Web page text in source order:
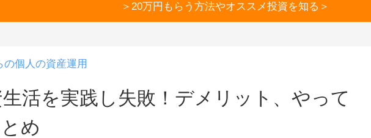
＞20万円もらう方法やオススメ投資を知る＞
の個人の資産運用
活を実践し失敗！デメリット、やって
め